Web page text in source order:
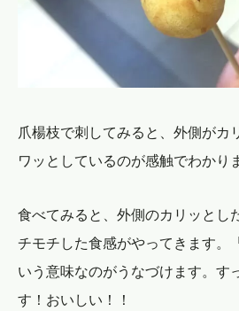
爪楊枝で刺してみると、外側がカ
ワッとしているのが感触でわかり
食べてみると、外側のカリッとし
チモチした食感がやってきます。
いう意味なのがうなづけます。す
す！おいしい！！